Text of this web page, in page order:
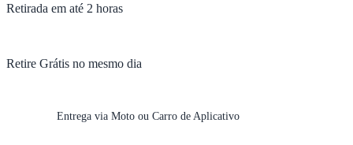
Retirada em até 2 horas
Retire Grátis no mesmo dia
Entrega via Moto ou Carro de Aplicativo